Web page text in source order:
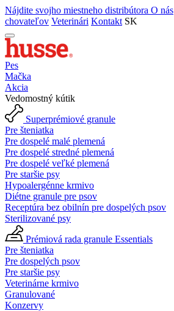
Nájdite svojho miestneho distribútora O nás
chovateľov Veterinári Kontakt SK
Pes
Mačka
Akcia
Vedomostný kútik
Superprémiové granule
Pre šteniatka
Pre dospelé malé plemená
Pre dospelé stredné plemená
Pre dospelé veľké plemená
Pre staršie psy
Hypoalergénne krmivo
Diétne granule pre psov
Receptúra bez obilnín pre dospelých psov
Sterilizované psy
Prémiová rada granule Essentials
Pre šteniatka
Pre dospelých psov
Pre staršie psy
Veterinárne krmivo
Granulované
Konzervy